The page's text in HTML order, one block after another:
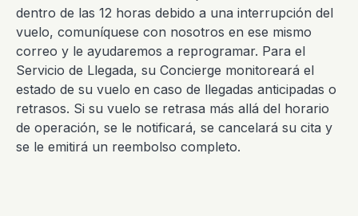
dentro de las 12 horas debido a una interrupción del
vuelo, comuníquese con nosotros en ese mismo
correo y le ayudaremos a reprogramar. Para el
Servicio de Llegada, su Concierge monitoreará el
estado de su vuelo en caso de llegadas anticipadas o
retrasos. Si su vuelo se retrasa más allá del horario
de operación, se le notificará, se cancelará su cita y
se le emitirá un reembolso completo.